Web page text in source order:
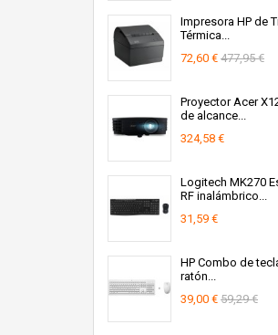
Impresora HP de
Térmica...
72,60 € 477,95 €
Proyector Acer
de alcance...
324,58 €
Logitech MK270
RF inalámbrico...
31,59 €
HP Combo de
ratón...
39,00 € 59,29 €